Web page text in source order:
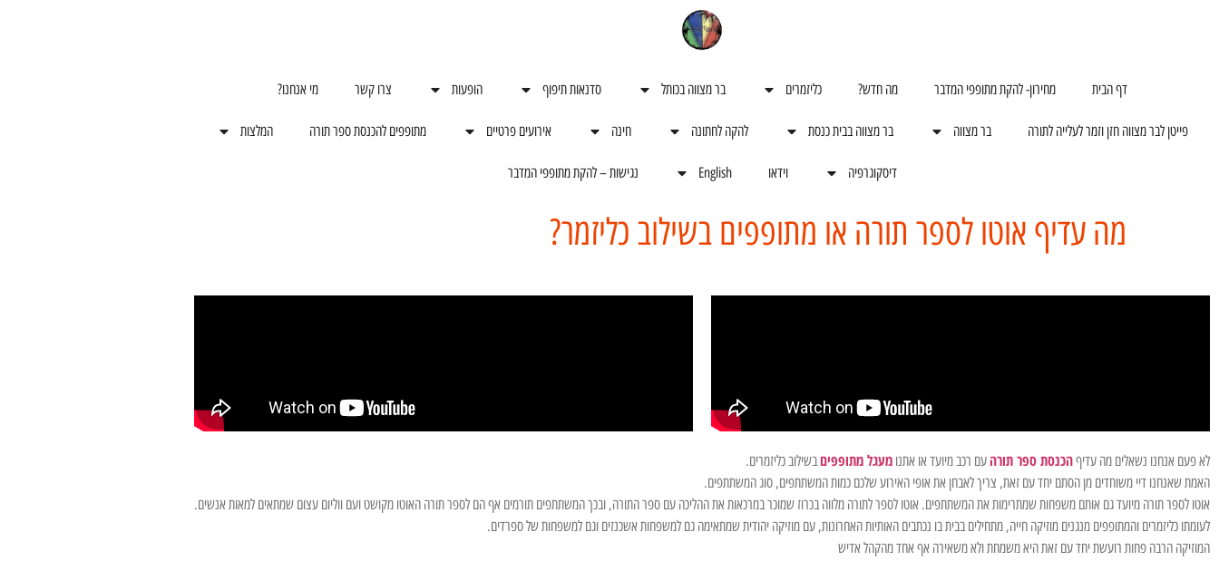
דף הבית מחירון- להקת מתופפי המדבר מה חדש? כליזמרים בר מצווה בכותל סדנאות תיפוף הופעות צרו קשר מי אנחנו?
פייטן לבר מצווה חזן וזמר לעלייה לתורה בר מצווה בר מצווה בבית כנסת להקה לחתונה חינה אירועים פרטיים מתופפים להכנסת ספר תורה המלצות
דיסקוגרפיה וידאו English נגישות – להקת מתופפי המדבר
מה עדיף אוטו לספר תורה או מתופפים בשילוב כליזמר?
לא פעם אנחנו נשאלים מה עדיףהכנסת ספר תורה עם רכב מיועד או אתנו מעגל מתופפים בשילוב כליזמרים.
האמת שאנחנו דיי משוחדים מן הסתם יחד עם זאת, צריך לאבחן את אופי האירוע שלכם כמות המשתתפים, סוג המשתתפים.
אוטו לספר תורה מיועד גם אותם משפחות שמתרימות את המשתתפים. אוטו לספר לתורה מלווה בכרוז שמוכר במרכאות את ההליכה עם ספר התורה, ובכך המשתתפים תורמים אף הם לספר תורה האוטו מקושט ועם ווליום עצום שמתאים למאות אנשים.
לעומתו כליזמרים והמתופפים מנגנים מוזיקה חייה, מתחילים בבית בו נכתבים האותיות האחרונות, עם מוזיקה יהודית שמתאימה גם למשפחות אשכנזים וגם למשפחות של ספרדים.
המוזיקה הרבה פחות רועשת יחד עם זאת היא משמחת ולא משאירה אף אחד מהקהל אדיש